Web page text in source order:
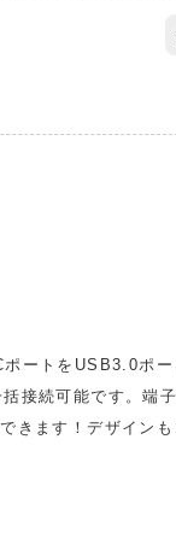
ートをUSB3.0ポ
接続可能です。端
きます！デザインも